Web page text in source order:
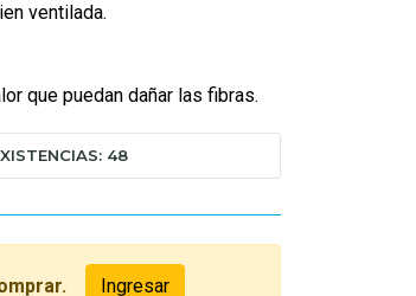
ventilada.
que puedan dañar las fibras.
48
Ingresar